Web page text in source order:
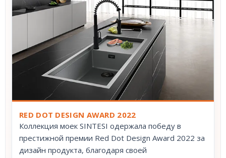
RED DOT DESIGN AWARD 2022
Коллекция моек SINTESI одержала победу в
престижной премии Red Dot Design Award 2022 за
дизайн продукта, благодаря своей